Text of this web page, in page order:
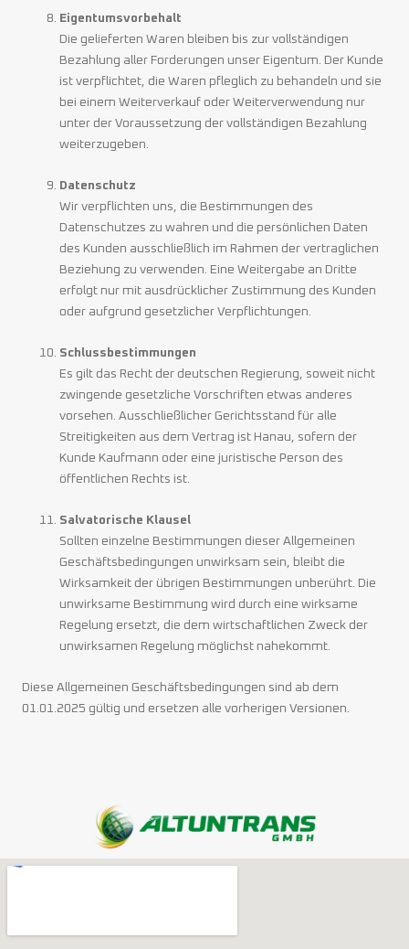
Eigentumsvorbehalt
Die gelieferten Waren bleiben bis zur vollständigen
Bezahlung aller Forderungen unser Eigentum. Der Kunde
ist verpflichtet, die Waren pfleglich zu behandeln und sie
bei einem Weiterverkauf oder Weiterverwendung nur
unter der Voraussetzung der vollständigen Bezahlung
weiterzugeben.
Datenschutz
Wir verpflichten uns, die Bestimmungen des
Datenschutzes zu wahren und die persönlichen Daten
des Kunden ausschließlich im Rahmen der vertraglichen
Beziehung zu verwenden. Eine Weitergabe an Dritte
erfolgt nur mit ausdrücklicher Zustimmung des Kunden
oder aufgrund gesetzlicher Verpflichtungen.
Schlussbestimmungen
Es gilt das Recht der deutschen Regierung, soweit nicht
zwingende gesetzliche Vorschriften etwas anderes
vorsehen. Ausschließlicher Gerichtsstand für alle
Streitigkeiten aus dem Vertrag ist Hanau, sofern der
Kunde Kaufmann oder eine juristische Person des
öffentlichen Rechts ist.
Salvatorische Klausel
Sollten einzelne Bestimmungen dieser Allgemeinen
Geschäftsbedingungen unwirksam sein, bleibt die
Wirksamkeit der übrigen Bestimmungen unberührt. Die
unwirksame Bestimmung wird durch eine wirksame
Regelung ersetzt, die dem wirtschaftlichen Zweck der
unwirksamen Regelung möglichst nahekommt.
Diese Allgemeinen Geschäftsbedingungen sind ab dem
01.01.2025 gültig und ersetzen alle vorherigen Versionen.